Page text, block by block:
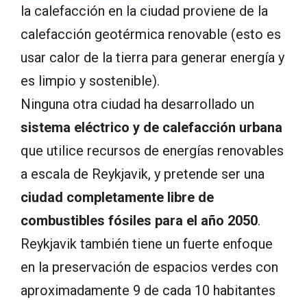
la calefacción en la ciudad proviene de la
calefacción geotérmica renovable (esto es
usar calor de la tierra para generar energía y
es limpio y sostenible).
Ninguna otra ciudad ha desarrollado un
sistema eléctrico y de calefacción urbana
que utilice recursos de energías renovables
a escala de Reykjavik, y pretende ser una
ciudad completamente libre de
combustibles fósiles para el año 2050.
Reykjavik también tiene un fuerte enfoque
en la preservación de espacios verdes con
aproximadamente 9 de cada 10 habitantes